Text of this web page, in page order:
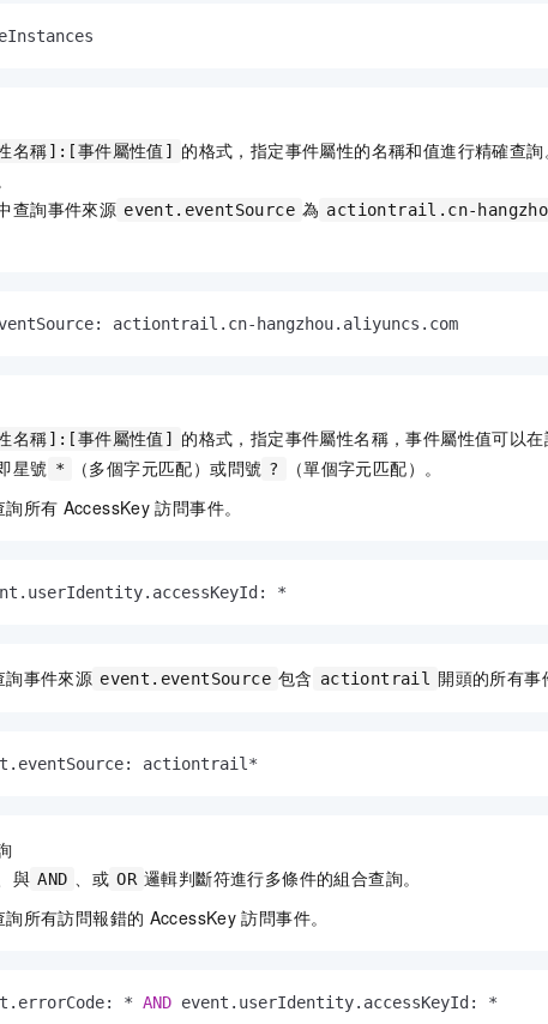
名稱]:[事件屬性值]
的格式，指定事件屬性的名稱和值進行精確查
查詢事件來源 event.eventSource 為 actiontrail.cn-
actiontrail.cn- hangzhou.aliyuncs.com
名稱]:[事件屬性值]
的格式，指定事件屬性名稱，事件屬性值可以
星號 * （多個字元匹配）或問號 ?
（單個字元匹配）。
詢所有 AccessKey 訪問事件。
*
詢事件來源 event.eventSource 包含 actiontrail 開頭的所有事
actiontrail *
與 AND 、或 OR 邏輯判斷符進行多條件的組合查詢。
詢所有訪問報錯的 AccessKey 訪問事件。
* AND event.userIdentity.accessKeyId: *